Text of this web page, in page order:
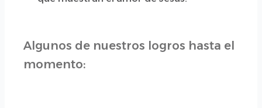
Algunos de nuestros logros hasta el
momento: